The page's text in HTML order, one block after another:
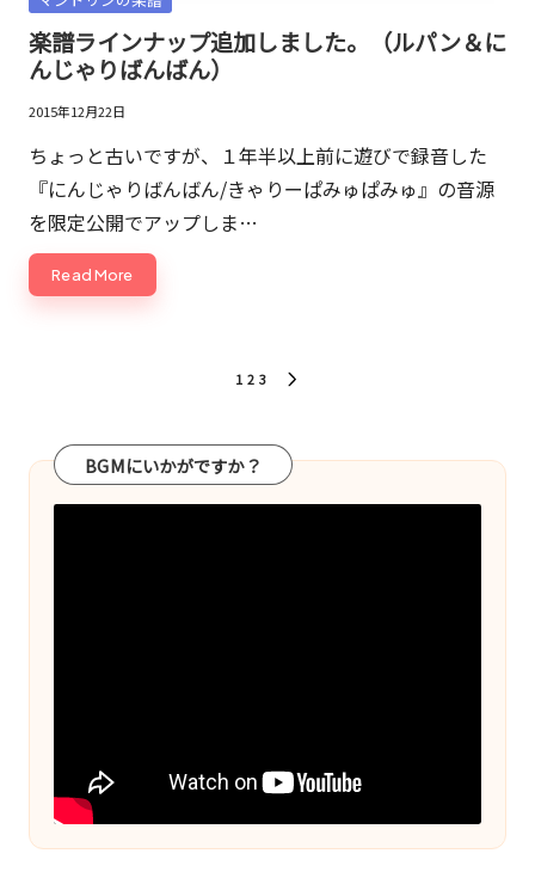
楽譜ラインナップ追加しました。（ルパン＆に
んじゃりばんばん）
2015年12月22日
ちょっと古いですが、１年半以上前に遊びで録音した
『にんじゃりばんばん/きゃりーぱみゅぱみゅ』の音源
を限定公開でアップしま…
Read More
の
ペ
ー
1 2 3
BGMにいかがですか？